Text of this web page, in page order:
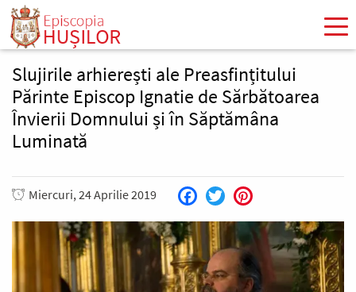
Mergi
conţinutul
principal
Slujirile arhierești ale Preasfințitului
Părinte Episcop Ignatie de Sărbătoarea
Învierii Domnului și în Săptămâna
Luminată
Miercuri, 24 Aprilie 2019 Facebook
Twitter